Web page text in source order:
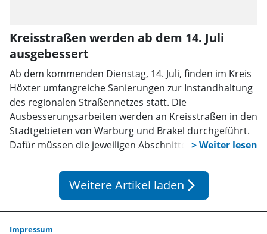
Kreisstraßen werden ab dem 14. Juli
ausgebessert
Ab dem kommenden Dienstag, 14. Juli, finden im Kreis
Höxter umfangreiche Sanierungen zur Instandhaltung
des regionalen Straßennetzes statt. Die
Ausbesserungsarbeiten werden an Kreisstraßen in den
Stadtgebieten von Warburg und Brakel durchgeführt.
Dafür müssen die jeweiligen Abschnitte der
werden. Eine wichtige Ausnahme gibt es für den
öffentlichen Nahverkehr: Der reguläre
Linienbusverkehr wird die Baustellen passieren
können. Der Kreis Höxter bittet alle
Verkehrsteilnehmenden sowie die Anwohnerinnen und
Weitere Artikel laden arrow_forward_ios
Impressum